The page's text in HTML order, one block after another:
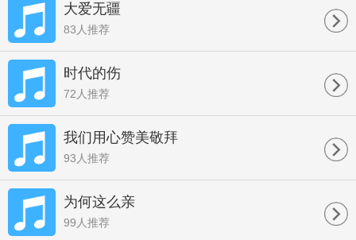
大爱无疆
83人推荐
时代的伤
72人推荐
我们用心赞美敬拜
93人推荐
为何这么亲
99人推荐